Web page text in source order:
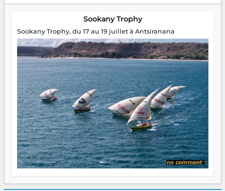
Sookany Trophy
Sookany Trophy, du 17 au 19 juillet à Antsiranana